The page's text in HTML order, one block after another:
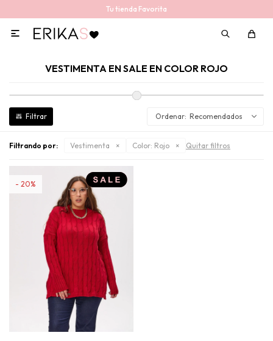
Tu tienda Favorita

VESTIMENTA EN SALE EN COLOR ROJO
Recomendados
Filtrando por: Vestimenta Color: Rojo Quitar filtros
20